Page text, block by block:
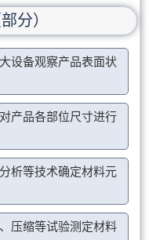
分）
设备观察产品表面状
产品各部位尺寸进行
析等技术确定材料元
压缩等试验测定材料